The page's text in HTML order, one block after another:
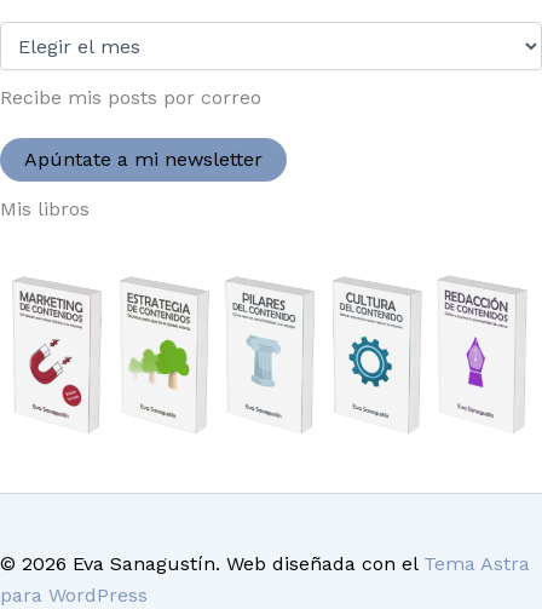
2004:
Recibe mis posts por correo
Apúntate a mi newsletter
Mis libros
© 2026 Eva Sanagustín. Web diseñada con el Tema Astra
para WordPress